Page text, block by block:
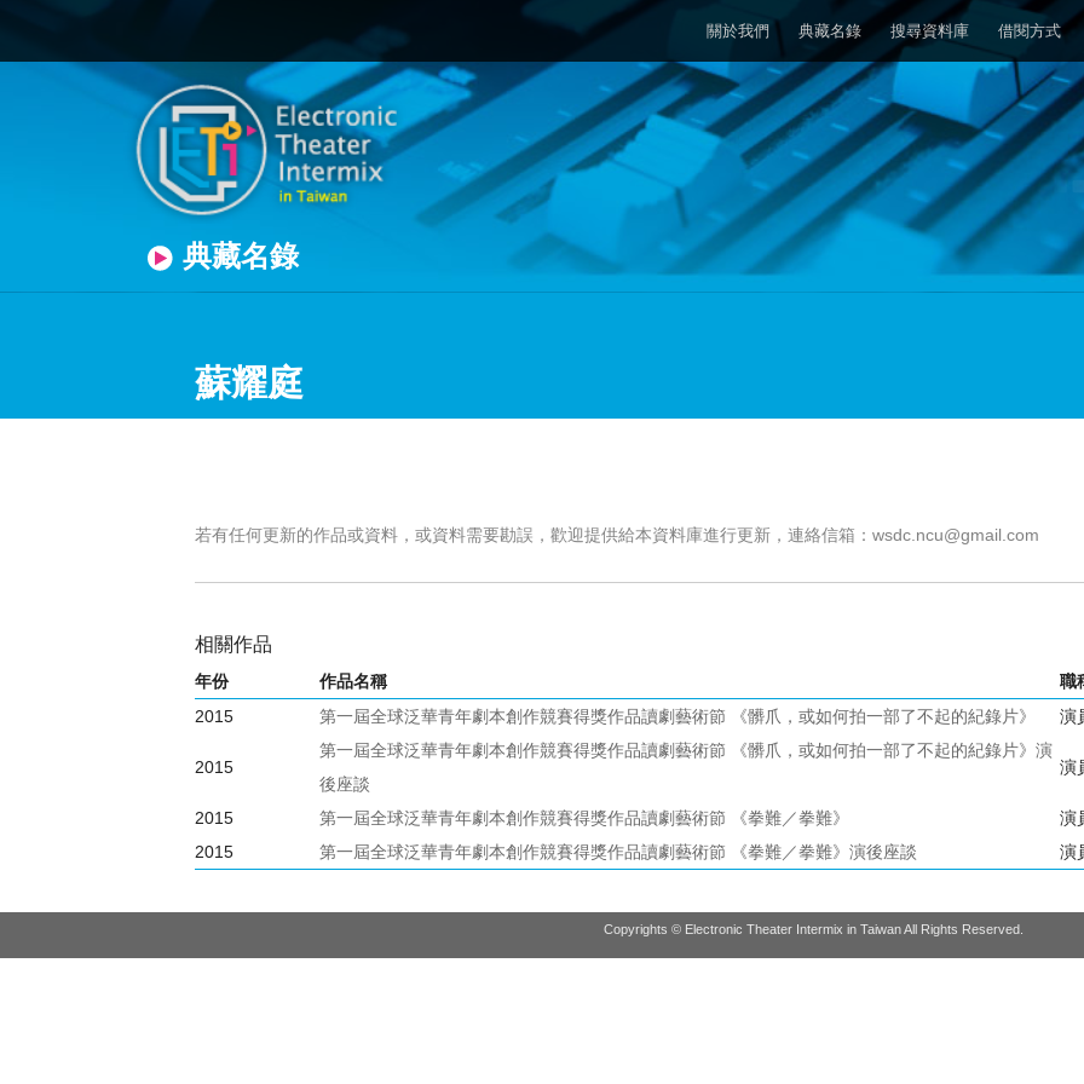
關於我們 典藏名錄 搜尋資料庫 借閱方式
典藏名錄
蘇耀庭
若有任何更新的作品或資料，或資料需要勘誤，歡迎提供給本資料庫進行更新，連絡信箱：wsdc.ncu@gmail.com
相關作品
年份 作品名稱
職
2015
第一屆全球泛華青年劇本創作競賽得獎作品讀劇藝術節 《髒爪，或如何拍一部了不起的紀錄片》 演
2015
第一屆全球泛華青年劇本創作競賽得獎作品讀劇藝術節 《髒爪，或如何拍一部了不起的紀錄片》演
後座談
演
2015 第一屆全球泛華青年劇本創作競賽得獎作品讀劇藝術節 《拳難／拳難》
演
2015
第一屆全球泛華青年劇本創作競賽得獎作品讀劇藝術節 《拳難／拳難》演後座談 演
Copyrights © Electronic Theater Intermix in Taiwan All Rights Reserved.